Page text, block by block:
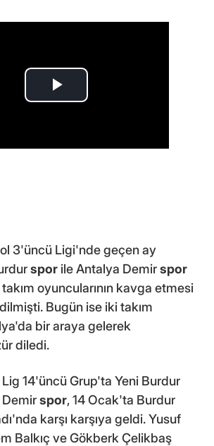
3'üncü Ligi'nde geçen ay
spor ile Antalya Demirspor
takım oyuncularının kavga etmesi
Bugün ise iki takım
bir araya gelerek
diledi.
14'üncü Grup'ta Yeni Burdur
spor, 14 Ocak'ta Burdur
karşı karşıya geldi. Yusuf
Balkıç ve Gökberk Çelikbaş